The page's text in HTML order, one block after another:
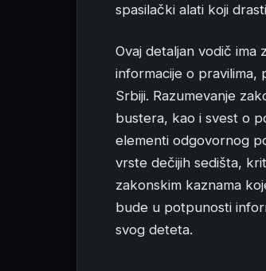
spasilački alati koji
Ovaj detaljan vodič ima
informacije o pravilima,
Srbiji. Razumevanje
bustera, kao i svest o
elementi odgovornog
vrste dečijih sedišta,
zakonskim kaznama
bude u potpunosti
svog deteta.